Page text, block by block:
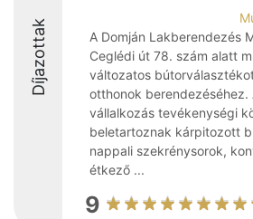
Díjazottak
A Domján Lakberendezés
Ceglédi út 78. szám alatt
változatos
otthonok berendezéséhez.
vállalkozás tevékenységi
beletartoznak kárpitozott
nappali szekrénysorok,
étkező ...
9